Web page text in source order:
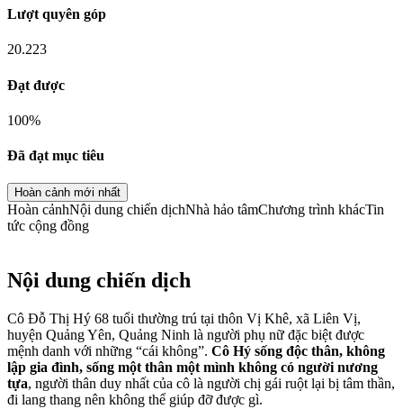
Lượt quyên góp
20.223
Đạt được
100%
Đã đạt mục tiêu
Hoàn cảnh mới nhất
Hoàn cảnhNội dung chiến dịchNhà hảo tâmChương trình khácTin
tức cộng đồng
Nội dung chiến dịch
Cô Đỗ Thị Hý 68 tuổi thường trú tại thôn Vị Khê, xã Liên Vị,
huyện Quảng Yên, Quảng Ninh là người phụ nữ đặc biệt được
mệnh danh với những “cái không”. Cô Hý sống độc thân, không
lập gia đình, sống một thân một mình không có người nương
tựa, người thân duy nhất của cô là người chị gái ruột lại bị tâm thần,
đi lang thang nên không thể giúp đỡ được gì.